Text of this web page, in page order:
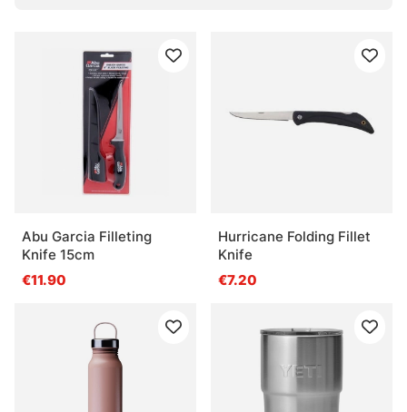
Abu Garcia Filleting
Knife 15cm
€11.90
Hurricane Folding Fillet
Knife
€7.20